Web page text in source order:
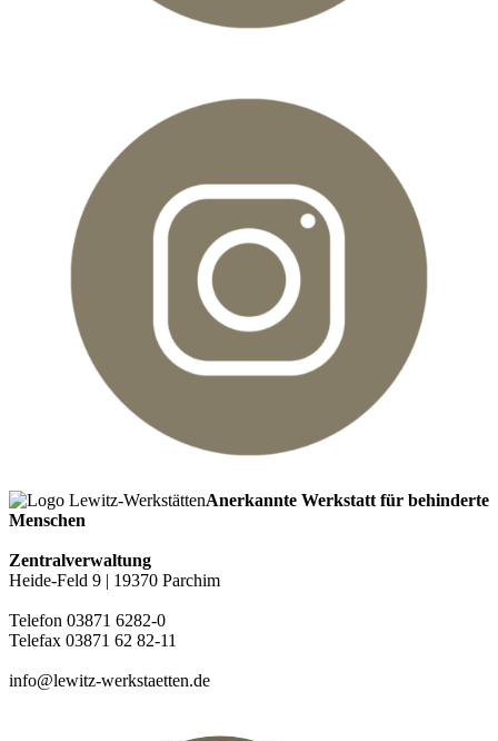
Anerkannte Werkstatt für behinderte
Menschen
Zentralverwaltung
Heide-Feld 9 | 19370 Parchim
Telefon 03871 6282-0
Telefax 03871 62 82-11
info@lewitz-werkstaetten.de